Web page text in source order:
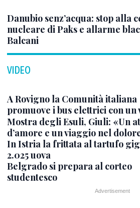
Danubio senz’acqua: stop alla
nucleare di Paks e allarme
Balcani
VIDEO
A Rovigno la Comunità italiana
promuove i bus elettrici con un
Mostra degli Esuli, Giuli: «Un
d’amore e un viaggio nel
In Istria la frittata al tartufo
2.025 uova
Belgrado si prepara al corteo
studentesco